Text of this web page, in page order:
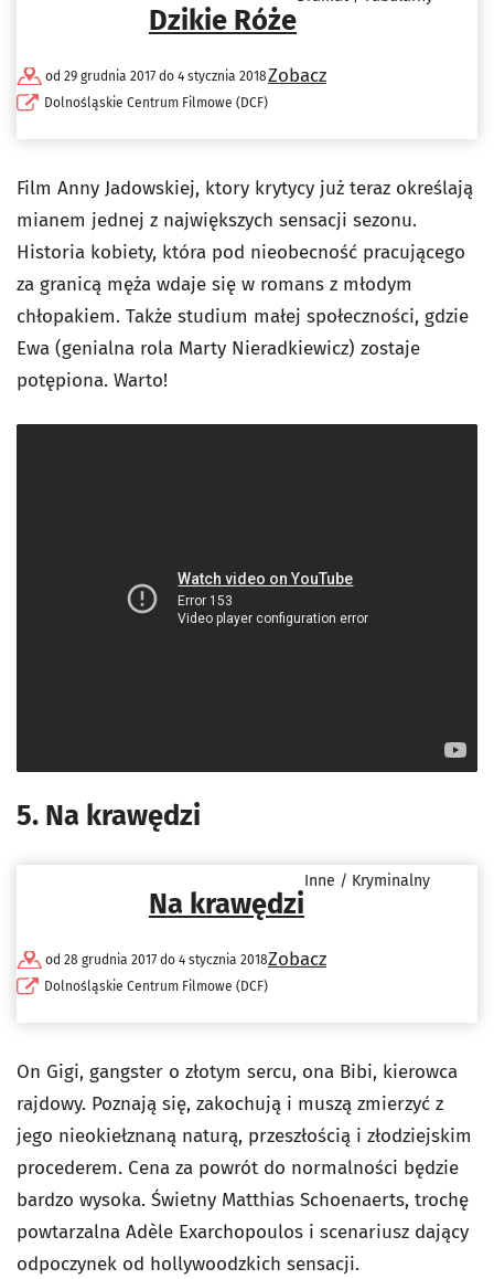
Dzikie Róże
od 29 grudnia 2017 do 4 stycznia 2018
Dolnośląskie Centrum Filmowe (DCF)
Zobacz
Film Anny Jadowskiej, ktory krytycy już teraz określają
mianem jednej z największych sensacji sezonu.
Historia kobiety, która pod nieobecność pracującego
za granicą męża wdaje się w romans z młodym
chłopakiem. Także studium małej społeczności, gdzie
Ewa (genialna rola Marty Nieradkiewicz) zostaje
potępiona. Warto!
5. Na krawędzi
Na krawędzi
Inne / Kryminalny
od 28 grudnia 2017 do 4 stycznia 2018
Dolnośląskie Centrum Filmowe (DCF)
Zobacz
On Gigi, gangster o złotym sercu, ona Bibi, kierowca
rajdowy. Poznają się, zakochują i muszą zmierzyć z
jego nieokiełznaną naturą, przeszłością i złodziejskim
procederem. Cena za powrót do normalności będzie
bardzo wysoka. Świetny Matthias Schoenaerts, trochę
powtarzalna Adèle Exarchopoulos i scenariusz dający
odpoczynek od hollywoodzkich sensacji.